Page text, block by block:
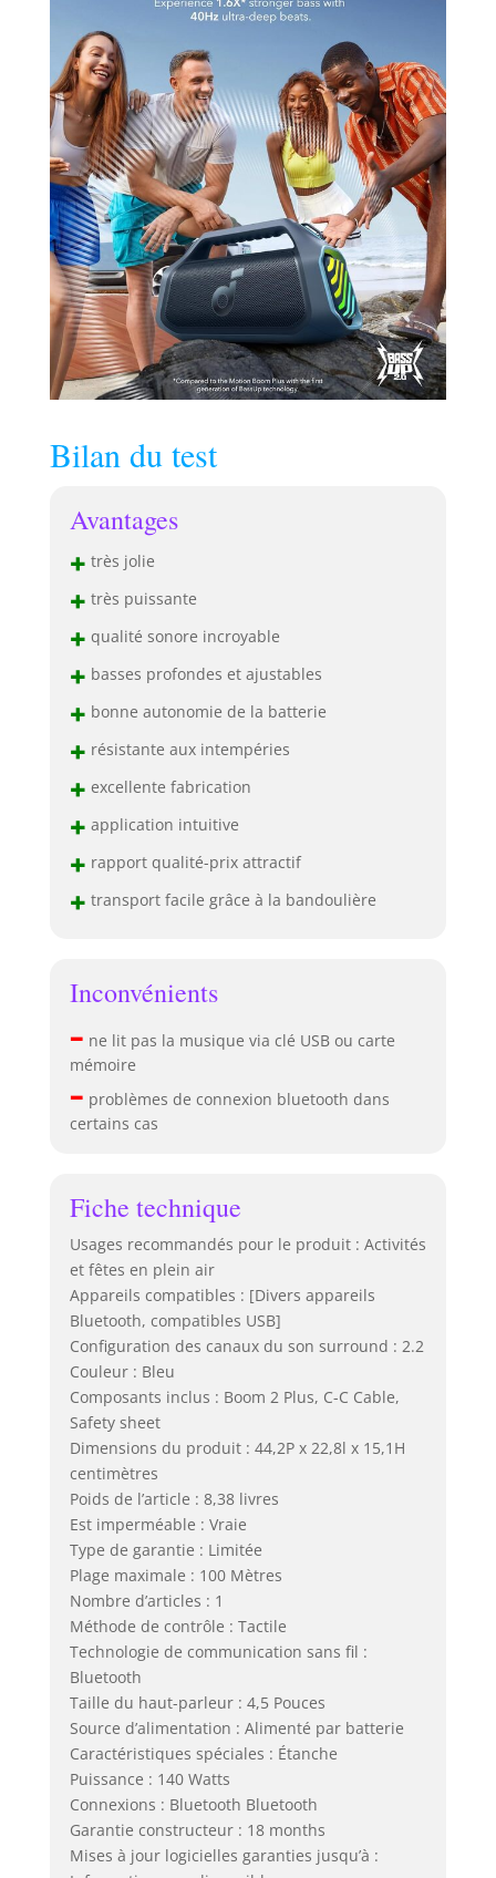
Bilan du test
Avantages
+ très jolie
+ très puissante
+ qualité sonore incroyable
+ basses profondes et ajustables
+ bonne autonomie de la batterie
+ résistante aux intempéries
+ excellente fabrication
+ application intuitive
+ rapport qualité-prix attractif
+ transport facile grâce à la bandoulière
Inconvénients
– ne lit pas la musique via clé USB ou carte
mémoire
– problèmes de connexion bluetooth dans
certains cas
Fiche technique
Usages recommandés pour le produit : Activités
et fêtes en plein air
Appareils compatibles : [Divers appareils
Bluetooth, compatibles USB]
Configuration des canaux du son surround : 2.2
Couleur : Bleu
Composants inclus : Boom 2 Plus, C-C Cable,
Safety sheet
Dimensions du produit : 44,2P x 22,8l x 15,1H
centimètres
Poids de l’article : 8,38 livres
Est imperméable : Vraie
Type de garantie : Limitée
Plage maximale : 100 Mètres
Nombre d’articles : 1
Méthode de contrôle : Tactile
Technologie de communication sans fil :
Bluetooth
Taille du haut-parleur : 4,5 Pouces
Source d’alimentation : Alimenté par batterie
Caractéristiques spéciales : Étanche
Puissance : 140 Watts
Connexions : Bluetooth Bluetooth
Garantie constructeur : 18 months
Mises à jour logicielles garanties jusqu’à :